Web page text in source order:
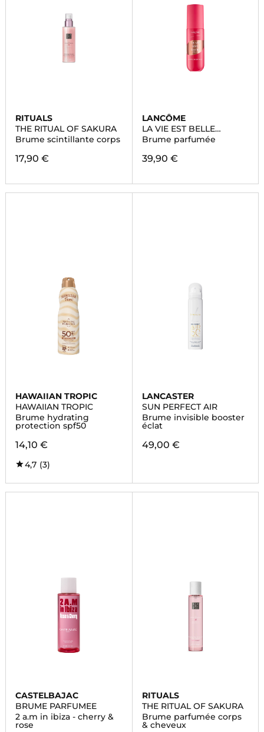
RITUALS
THE RITUAL OF SAKURA
Brume scintillante corps
17,90 €
LANCÔME
LA VIE EST BELLE
L'ELIXIR
Brume parfumée
39,90 €
HAWAIIAN TROPIC
HAWAIIAN TROPIC
Brume hydrating
protection spf50
14,10 €
4,7 (3)
LANCASTER
SUN PERFECT AIR
Brume invisible booster
éclat
49,00 €
CASTELBAJAC
BRUME PARFUMEE
2 a.m in ibiza - cherry &
rose
RITUALS
THE RITUAL OF SAKURA
Brume parfumée corps
& cheveux